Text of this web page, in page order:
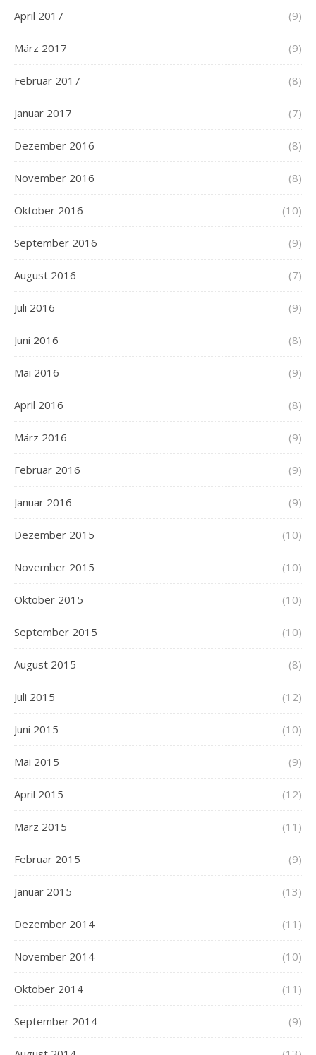
April 2017 (9)
März 2017 (9)
Februar 2017 (8)
Januar 2017 (7)
Dezember 2016 (8)
November 2016 (8)
Oktober 2016 (10)
September 2016 (9)
August 2016 (7)
Juli 2016 (9)
Juni 2016 (8)
Mai 2016 (9)
April 2016 (8)
März 2016 (9)
Februar 2016 (9)
Januar 2016 (9)
Dezember 2015 (10)
November 2015 (10)
Oktober 2015 (10)
September 2015 (10)
August 2015 (8)
Juli 2015 (12)
Juni 2015 (10)
Mai 2015 (9)
April 2015 (12)
März 2015 (11)
Februar 2015 (9)
Januar 2015 (13)
Dezember 2014 (11)
November 2014 (10)
Oktober 2014 (11)
September 2014 (9)